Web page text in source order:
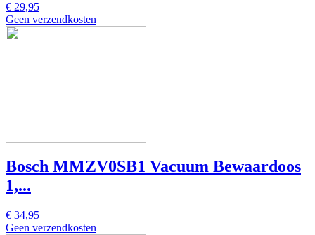
€ 29,95
Geen verzendkosten
Bosch MMZV0SB1 Vacuum Bewaardoos
1,...
€ 34,95
Geen verzendkosten